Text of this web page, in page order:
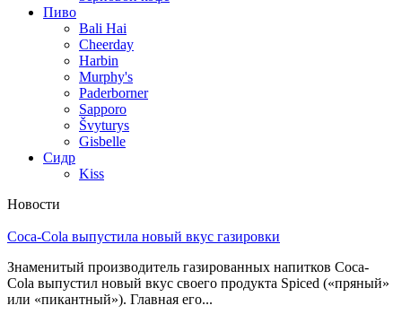
Пиво
Bali Hai
Cheerday
Harbin
Murphy's
Paderborner
Sapporo
Švyturys
Gisbelle
Сидр
Kiss
Новости
Coca-Cola выпустила новый вкус газировки
Знаменитый производитель газированных напитков Coca-
Cola выпустил новый вкус своего продукта Spiced («пряный»
или «пикантный»). Главная его...